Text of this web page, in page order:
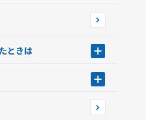
ときは